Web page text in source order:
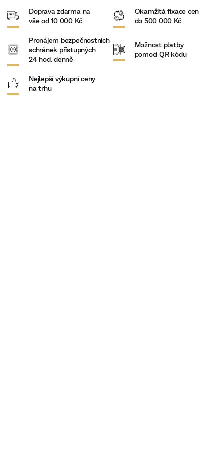
Doprava zdarma na
vše od 10 000 Kč
Okamžitá fixace cen
do 500 000 Kč
Pronájem bezpečnostních
schránek přístupných
24 hod. denně
Možnost platby
pomocí QR kódu
Nejlepší výkupní ceny
na trhu